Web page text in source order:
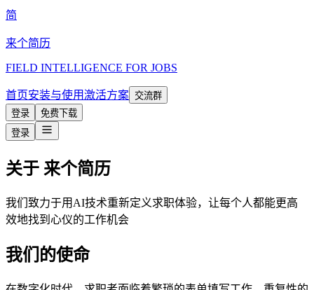
简
来个简历
FIELD INTELLIGENCE FOR JOBS
首页安装与使用激活方案 交流群
登录
免费下载
登录
关于 来个简历
我们致力于用AI技术重新定义求职体验，让每个人都能更高
效地找到心仪的工作机会
我们的使命